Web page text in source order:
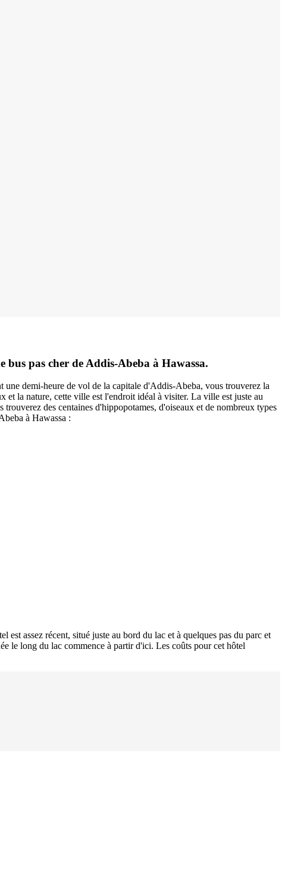
pas cher de Addis-Abeba à Hawassa.
demi-heure de vol de la capitale d'Addis-Abeba, vous trouverez la
et la nature, cette ville est l'endroit idéal à visiter. La ville est juste au
des centaines d'hippopotames, d'oiseaux et de nombreux types
à Hawassa :
assez récent, situé juste au bord du lac et à quelques pas du parc et
le long du lac commence à partir d'ici. Les coûts pour cet hôtel